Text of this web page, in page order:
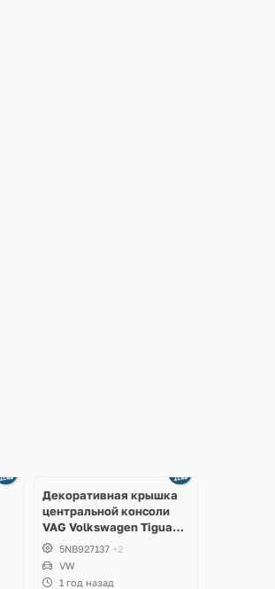
Декоративная крышка
центральной консоли
VAG Volkswagen Tiguan,
Allspace, Taos, Seat
Tarraco
5NB927137 +2
VW
1 год назад